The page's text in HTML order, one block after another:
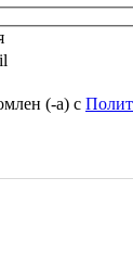
(-а) с